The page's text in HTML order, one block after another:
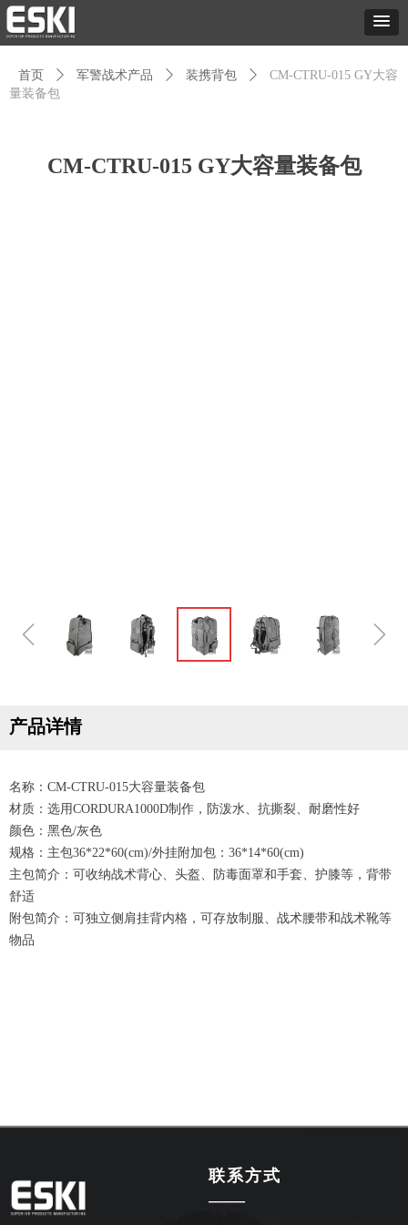
首页 ꄲ 军警战术产品 ꄲ 装携背包 ꄲ
CM-CTRU-015 GY大容
量装备包
ꁆ ꁇ
名称：CM-CTRU-015大容量装备包
材质：选用CORDURA1000D制作，防泼水、抗撕裂、耐磨性好
颜色：黑色/灰色
规格：主包36*22*60(cm)/外挂附加包：36*14*60(cm)
主包简介：可收纳战术背心、头盔、防毒面罩和手套、护膝等，背带
舒适
附包简介：可独立侧肩挂背内格，可存放制服、战术腰带和战术靴等
物品
CM-CTRU-015 GY大容量装备包
产品详情
联系方式
——